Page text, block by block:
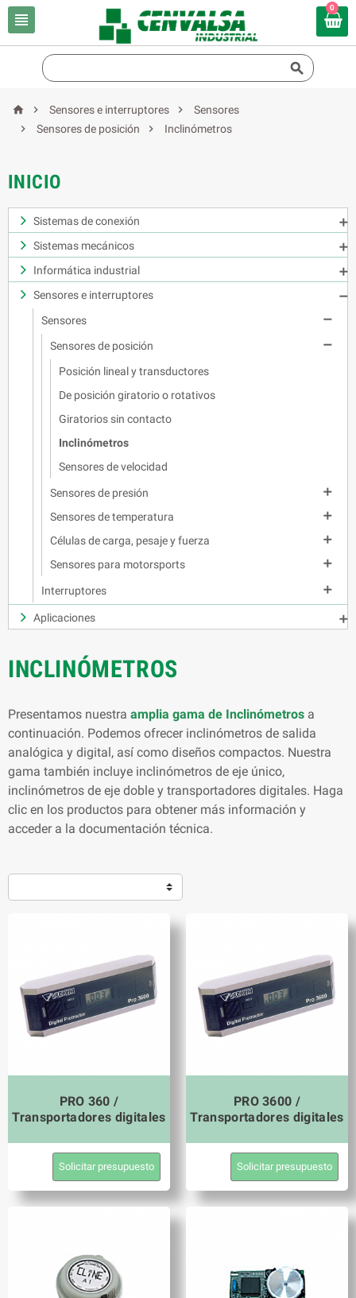

0

  Sensores e interruptores 
Sensores

Sensores de posición  Inclinómetros
INICIO
Sistemas de conexión

Sistemas mecánicos

Informática industrial

Sensores e interruptores

Sensores

Sensores de posición 
Posición lineal y transductores
De posición giratorio o rotativos
Giratorios sin contacto
Inclinómetros
Sensores de velocidad
Sensores de presión

Sensores de temperatura

Células de carga, pesaje y fuerza

Sensores para motorsports

Interruptores 
Aplicaciones 
INCLINÓMETROS
Presentamos nuestra amplia gama de Inclinómetros a
continuación. Podemos ofrecer inclinómetros de salida
analógica y digital, así como diseños compactos. Nuestra
gama también incluye inclinómetros de eje único,
inclinómetros de eje doble y transportadores digitales. Haga
clic en los productos para obtener más información y
acceder a la documentación técnica.
PRO 360 /
Transportadores digitales
Solicitar presupuesto
PRO 3600 /
Transportadores digitales
Solicitar presupuesto